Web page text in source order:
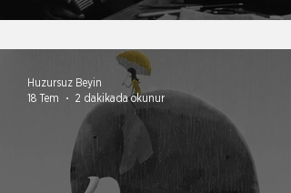
Huzursuz Beyin
18 Tem
2 dakikada okunur